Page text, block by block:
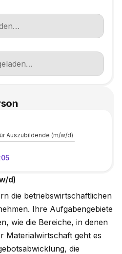
d)
die betriebswirtschaftlichen
Ihre Aufgabengebiete
wie die Bereiche, in denen
Materialwirtschaft geht es
die
Auszubildende (m/w/d)